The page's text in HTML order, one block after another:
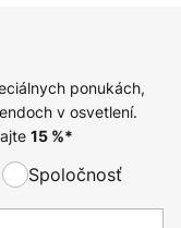
ponukách,
v osvetlení.
15%*
Spoločnosť